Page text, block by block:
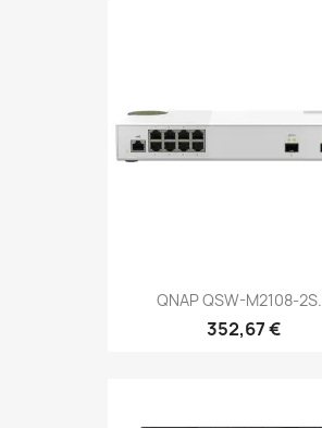
QNAP QSW-M2108-
352,67 €